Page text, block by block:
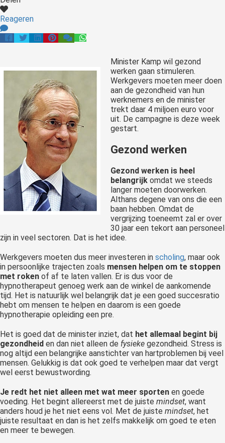
Reageren
Minister Kamp wil gezond
werken gaan stimuleren.
Werkgevers moeten meer doen
aan de gezondheid van hun
werknemers en de minister
trekt daar 4 miljoen euro voor
uit. De campagne is deze week
gestart.
Gezond werken
Gezond werken is heel
belangrijk omdat we steeds
langer moeten doorwerken.
Althans degene van ons die een
baan hebben. Omdat de
vergrijzing toeneemt zal er over
30 jaar een tekort aan personeel
zijn in veel sectoren. Dat is het idee.
Werkgevers moeten dus meer investeren in scholing, maar ook
in persoonlijke trajecten zoals mensen helpen om te stoppen
met roken of af te laten vallen. Er is dus voor de
hypnotherapeut genoeg werk aan de winkel de aankomende
tijd. Het is natuurlijk wel belangrijk dat je een goed succesratio
hebt om mensen te helpen en daarom is een goede
hypnotherapie opleiding een pre.
Het is goed dat de minister inziet, dat het allemaal begint bij
gezondheid en dan niet alleen de fysieke gezondheid. Stress is
nog altijd een belangrijke aanstichter van hartproblemen bij veel
mensen. Gelukkig is dat ook goed te verhelpen maar dat vergt
wel eerst bewustwording.
Je redt het niet alleen met wat meer sporten en goede
voeding. Het begint allereerst met de juiste mindset, want
anders houd je het niet eens vol. Met de juiste mindset, het
juiste resultaat en dan is het zelfs makkelijk om goed te eten
en meer te bewegen.